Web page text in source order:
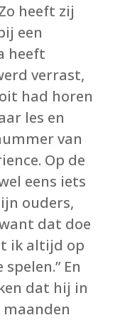
heeft zij
een
heeft
verrast,
had horen
les en
van
Op de
eens iets
ouders,
dat doe
ik altijd op
En
dat hij in